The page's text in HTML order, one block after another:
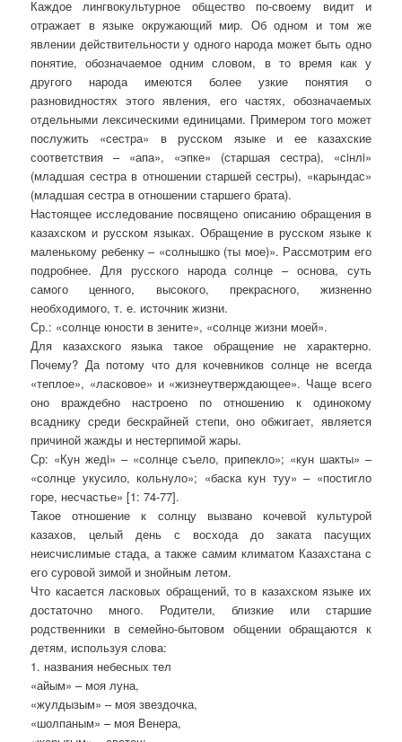
Каждое лингвокультурное общество по-своему видит и
отражает в языке окружающий мир. Об одном и том же
явлении действительности у одного народа может быть одно
понятие, обозначаемое одним словом, в то время как у
другого народа имеются более узкие понятия о
разновидностях этого явления, его частях, обозначаемых
отдельными лексическими единицами. Примером того может
послужить «сестра» в русском языке и ее казахские
соответствия – «апа», «эпке» (старшая сестра), «сiнлi»
(младшая сестра в отношении старшей сестры), «карындас»
(младшая сестра в отношении старшего брата).
Настоящее исследование посвящено описанию обращения в
казахском и русском языках. Обращение в русском языке к
маленькому ребенку – «солнышко (ты мое)». Рассмотрим его
подробнее. Для русского народа солнце – основа, суть
самого ценного, высокого, прекрасного, жизненно
необходимого, т. е. источник жизни.
Ср.: «солнце юности в зените», «солнце жизни моей».
Для казахского языка такое обращение не характерно.
Почему? Да потому что для кочевников солнце не всегда
«теплое», «ласковое» и «жизнеутверждающее». Чаще всего
оно враждебно настроено по отношению к одинокому
всаднику среди бескрайней степи, оно обжигает, является
причиной жажды и нестерпимой жары.
Ср: «Кун жедi» – «солнце съело, припекло»; «кун шакты» –
«солнце укусило, кольнуло»; «баска кун туу» – «постигло
горе, несчастье» [1: 74-77].
Такое отношение к солнцу вызвано кочевой культурой
казахов, целый день с восхода до заката пасущих
неисчислимые стада, а также самим климатом Казахстана с
его суровой зимой и знойным летом.
Что касается ласковых обращений, то в казахском языке их
достаточно много. Родители, близкие или старшие
родственники в семейно-бытовом общении обращаются к
детям, используя слова:
1. названия небесных тел
«айым» – моя луна,
«жулдызым» – моя звездочка,
«шолпаным» – моя Венера,